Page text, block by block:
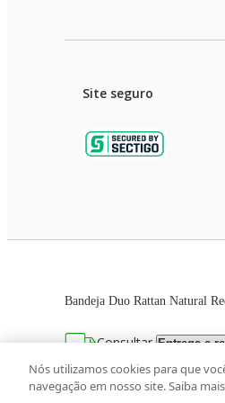
Consultar Entrega e
Site seguro
As imagens dos
Avenida
Nós utilizamos cookies para que
navegação em nosso site. Saiba